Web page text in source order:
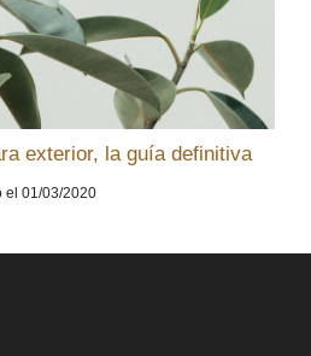
exterior, la guía definitiva
el 01/03/2020